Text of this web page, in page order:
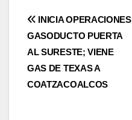
Navegación
de
entradas
INICIA OPERACIONES
GASODUCTO PUERTA
AL SURESTE; VIENE
GAS DE TEXAS A
COATZACOALCOS